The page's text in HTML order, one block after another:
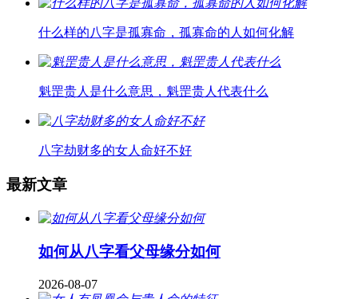
什么样的八字是孤寡命，孤寡命的人如何化解
魁罡贵人是什么意思，魁罡贵人代表什么
八字劫财多的女人命好不好
最新文章
如何从八字看父母缘分如何
2026-08-07